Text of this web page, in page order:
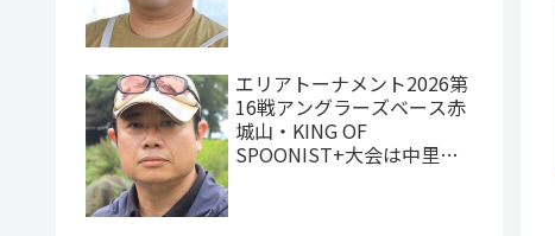
エリアトーナメント2026第
16戦アングラーズベース赤
城山・KING OF
SPOONIST+大会は中里元